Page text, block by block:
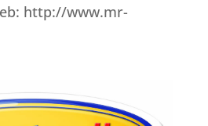
http://www.mr-